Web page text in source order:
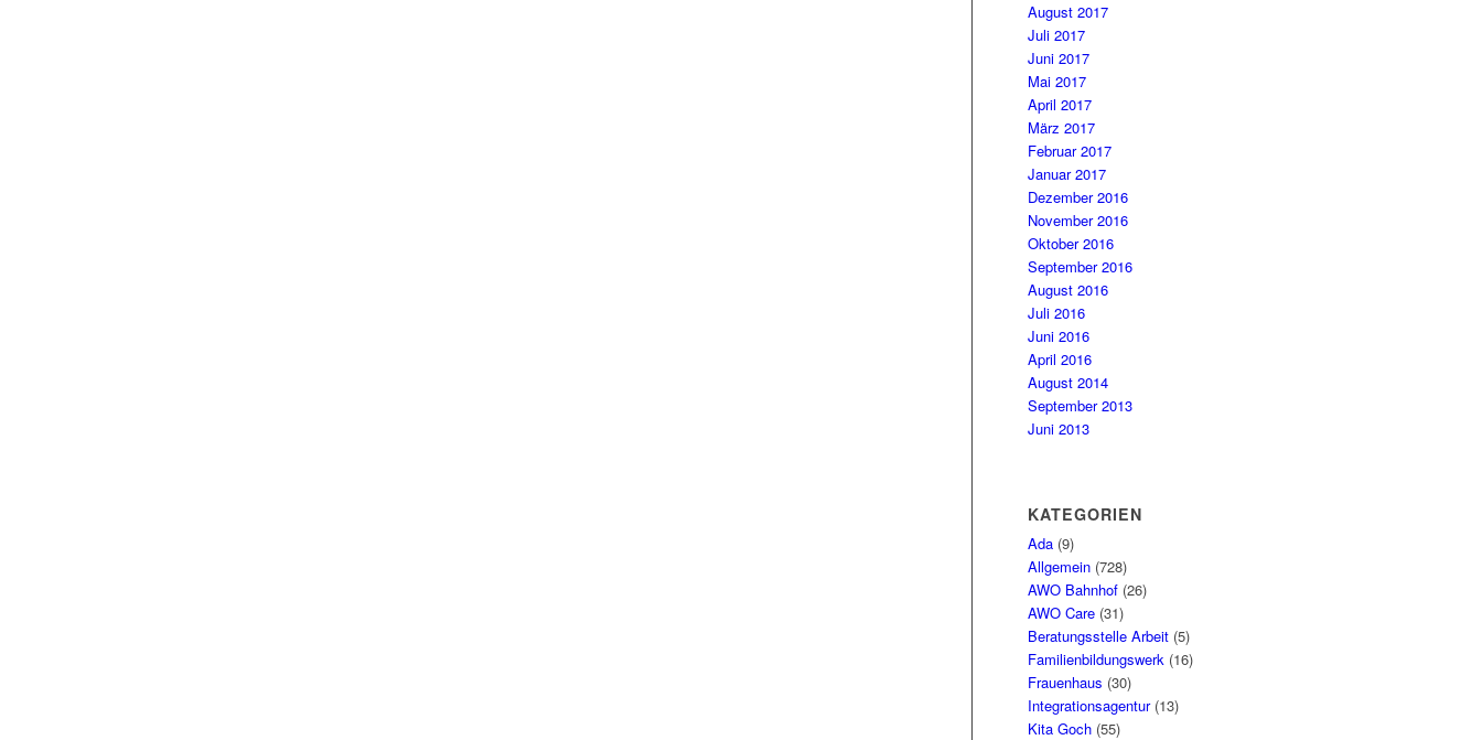
August 2017
Juli 2017
Juni 2017
Mai 2017
April 2017
März 2017
Februar 2017
Januar 2017
Dezember 2016
November 2016
Oktober 2016
September 2016
August 2016
Juli 2016
Juni 2016
April 2016
August 2014
September 2013
Juni 2013
KATEGORIEN
Ada (9)
Allgemein (728)
AWO Bahnhof (26)
AWO Care (31)
Beratungsstelle Arbeit (5)
Familienbildungswerk (16)
Frauenhaus (30)
Integrationsagentur(13)
Kita Goch (55)